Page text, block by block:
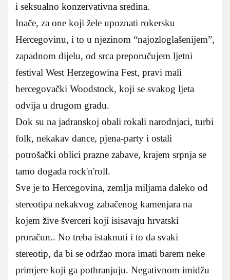
i seksualno konzervativna sredina.
Inače, za one koji žele upoznati rokersku
Hercegovinu, i to u njezinom “najozloglašenijem”,
zapadnom dijelu, od srca preporučujem ljetni
festival West Herzegowina Fest, pravi mali
hercegovački Woodstock, koji se svakog ljeta
odvija u drugom gradu.
Dok su na jadranskoj obali rokali narodnjaci, turbi
folk, nekakav dance, pjena-party i ostali
potrošački oblici prazne zabave, krajem srpnja se
tamo događa rock'n'roll.
Sve je to Hercegovina, zemlja miljama daleko od
stereotipa nekakvog zabačenog kamenjara na
kojem žive šverceri koji isisavaju hrvatski
proračun.. No treba istaknuti i to da svaki
stereotip, da bi se održao mora imati barem neke
primjere koji ga pothranjuju. Negativnom imidžu